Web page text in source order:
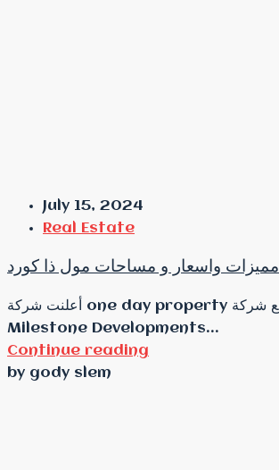
July 15, 2024
Real Estate
مميزات واسعار و مساحات مول ذا كورد
أعلنت شركة one day property بالتعاون مع شركة
Milestone Developments...
Continue reading
by gody slem